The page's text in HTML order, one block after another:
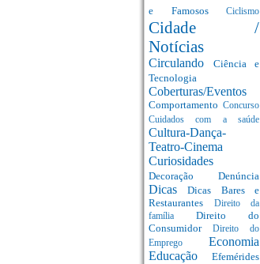
e Famosos Ciclismo
Cidade /
Notícias
Circulando Ciência e
Tecnologia
Coberturas/Eventos
Comportamento Concurso
Cuidados com a saúde
Cultura-Dança-
Teatro-Cinema
Curiosidades
Decoração Denúncia
DicasDicas Bares e
Restaurantes
Direito da
família Direito do
Consumidor Direito do
Emprego Economia
Educação Efemérides